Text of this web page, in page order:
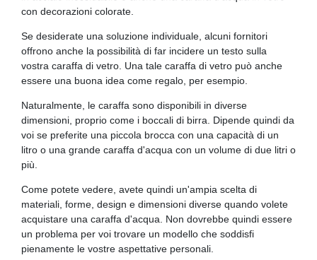
con decorazioni colorate.
Se desiderate una soluzione individuale, alcuni fornitori
offrono anche la possibilità di far incidere un testo sulla
vostra caraffa di vetro. Una tale caraffa di vetro può anche
essere una buona idea come regalo, per esempio.
Naturalmente, le caraffa sono disponibili in diverse
dimensioni, proprio come i boccali di birra. Dipende quindi da
voi se preferite una piccola brocca con una capacità di un
litro o una grande caraffa d'acqua con un volume di due litri o
più.
Come potete vedere, avete quindi un'ampia scelta di
materiali, forme, design e dimensioni diverse quando volete
acquistare una caraffa d'acqua. Non dovrebbe quindi essere
un problema per voi trovare un modello che soddisfi
pienamente le vostre aspettative personali.